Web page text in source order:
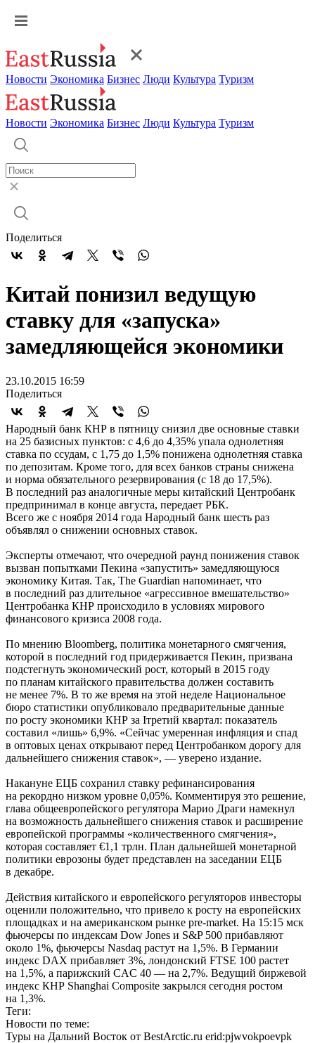
Новости Экономика Бизнес Люди Культура Туризм
Новости Экономика Бизнес Люди Культура Туризм
Поделиться
Китай понизил ведущую
ставку для «запуска»
замедляющейся экономики
23.10.2015 16:59
Поделиться
Народный банк КНР в пятницу снизил две основные ставки
на 25 базисных пунктов: с 4,6 до 4,35% упала однолетняя
ставка по ссудам, с 1,75 до 1,5% понижена однолетняя ставка
по депозитам. Кроме того, для всех банков страны снижена
и норма обязательного резервирования (с 18 до 17,5%).
В последний раз аналогичные меры китайский Центробанк
предпринимал в конце августа, передает РБК.
Всего же с ноября 2014 года Народный банк шесть раз
объявлял о снижении основных ставок.
Эксперты отмечают, что очередной раунд понижения ставок
вызван попытками Пекина «запустить» замедляющуюся
экономику Китая. Так, The Guardian напоминает, что
в последний раз длительное «агрессивное вмешательство»
Центробанка КНР происходило в условиях мирового
финансового кризиса 2008 года.
По мнению Bloomberg, политика монетарного смягчения,
которой в последний год придерживается Пекин, призвана
подстегнуть экономический рост, который в 2015 году
по планам китайского правительства должен составить
не менее 7%. В то же время на этой неделе Национальное
бюро статистики опубликовало предварительные данные
по росту экономики КНР за Iтретий квартал: показатель
составил «лишь» 6,9%. «Сейчас умеренная инфляция и спад
в оптовых ценах открывают перед Центробанком дорогу для
дальнейшего снижения ставок», — уверено издание.
Накануне ЕЦБ сохранил ставку рефинансирования
на рекордно низком уровне 0,05%. Комментируя это решение,
глава общеевропейского регулятора Марио Драги намекнул
на возможность дальнейшего снижения ставок и расширение
европейской программы «количественного смягчения»,
которая составляет €1,1 трлн. План дальнейшей монетарной
политики еврозоны будет представлен на заседании ЕЦБ
в декабре.
Действия китайского и европейского регуляторов инвесторы
оценили положительно, что привело к росту на европейских
площадках и на американском рынке pre-market. На 15:15 мск
фьючерсы по индексам Dow Jones и S&P 500 прибавляют
около 1%, фьючерсы Nasdaq растут на 1,5%. В Германии
индекс DAX прибавляет 3%, лондонский FTSE 100 растет
на 1,5%, а парижский CAC 40 — на 2,7%. Ведущий биржевой
индекс КНР Shanghai Composite закрылся сегодня ростом
на 1,3%.
Теги:
Новости по теме:
Туры на Дальний Восток от BestArctic.ru erid:pjwvokpoevpk